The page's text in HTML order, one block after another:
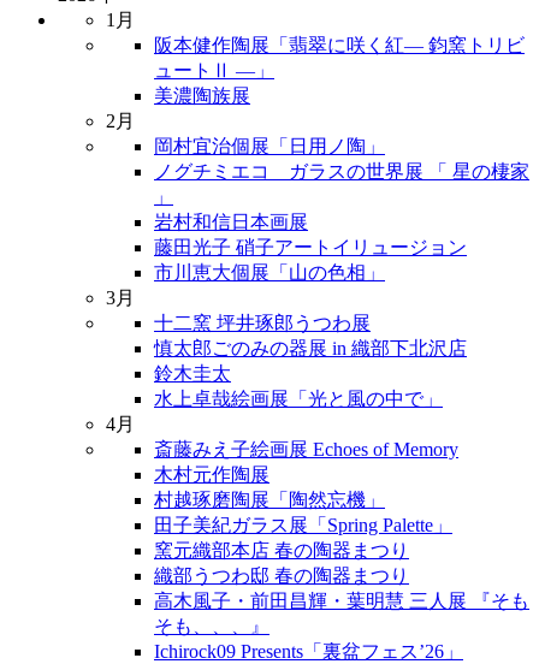
1月
阪本健作陶展「翡翠に咲く紅― 鈞窯トリビ
ュートⅡ ―」
美濃陶族展
2月
岡村宜治個展「日用ノ陶」
ノグチミエコ ガラスの世界展 「 星の棲家
」
岩村和信日本画展
藤田光子 硝子アートイリュージョン
市川恵大個展「山の色相」
3月
十二窯 坪井琢郎うつわ展
慎太郎ごのみの器展 in 織部下北沢店
鈴木圭太
水上卓哉絵画展「光と風の中で」
4月
斎藤みえ子絵画展 Echoes of Memory
木村元作陶展
村越琢磨陶展「陶然忘機」
田子美紀ガラス展「Spring Palette」
窯元織部本店 春の陶器まつり
織部うつわ邸 春の陶器まつり
高木風子・前田昌輝・葉明慧 三人展 『そも
そも、、、』
Ichirock09 Presents「裏盆フェス’26」